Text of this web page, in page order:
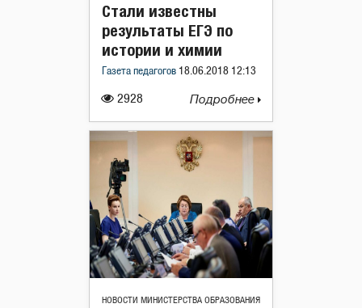
2928
Стали известны
результаты ЕГЭ по
истории и химии
Газета педагогов 18.06.2018 12:13
Подробнее
НОВОСТИ МИНИСТЕРСТВА ОБРАЗОВАНИЯ